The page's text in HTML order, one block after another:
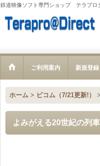
鉄道映像ソフト専門ショップ テラプロ
ご利用案内 新規登録
ホーム > ビコム（7/21更新!） >
よみがえる20世紀の列